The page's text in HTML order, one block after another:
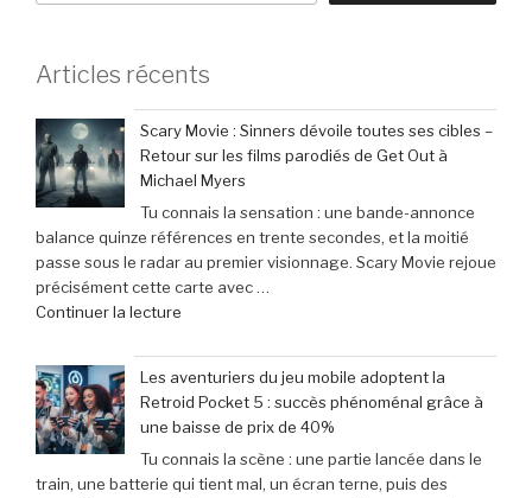
Articles récents
Scary Movie : Sinners dévoile toutes ses cibles –
Retour sur les films parodiés de Get Out à
Michael Myers
Tu connais la sensation : une bande-annonce
balance quinze références en trente secondes, et la moitié
passe sous le radar au premier visionnage. Scary Movie rejoue
précisément cette carte avec …
Continuer la lecture
Movie
:
Sinners
dévoile
toutes
ses
Les aventuriers du jeu mobile adoptent la
Retroid Pocket 5 : succès phénoménal grâce à
une baisse de prix de 40%
Tu connais la scène : une partie lancée dans le
train, une batterie qui tient mal, un écran terne, puis des